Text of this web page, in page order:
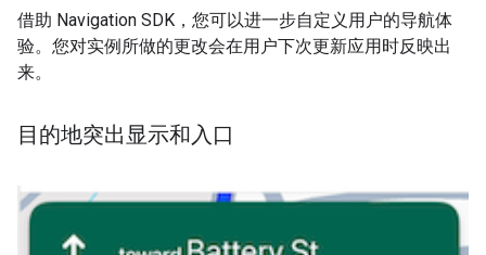
借助 Navigation SDK，您可以进一步自定义用户的导航体
验。您对实例所做的更改会在用户下次更新应用时反映出
来。
目的地突出显示和入口